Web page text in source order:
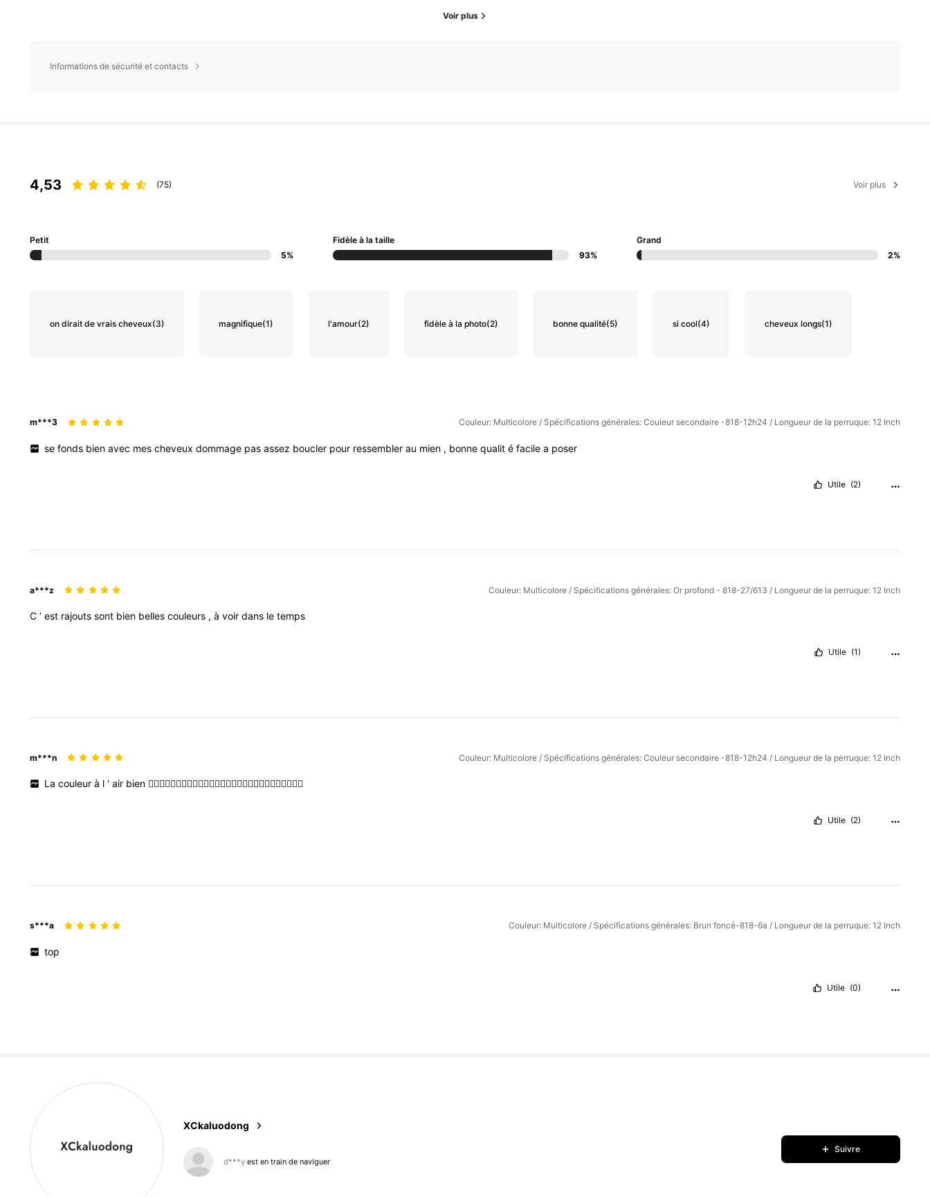
Voir plus
Informations de sécurité et contacts
4,53 (75) Voir plus
Petit
5%
Fidèle à la taille
93%
Grand
2%
on dirait de vrais cheveux(3) magnifique(1) l'amour(2) fidèle à la photo(2) bonne qualité(5) si cool(4) cheveux longs(1)
m***3 Couleur: Multicolore / Spécifications générales: Couleur secondaire -818-12h24 / Longueur de la perruque: 12 Inch
sefonds bienavec mescheveuxdommage pasassez boucler pour ressemblerau mien , bonnequalitéfacilea poser
Utile (2)
a***z Couleur: Multicolore / Spécifications générales: Or profond - 818-27/613 / Longueur de la perruque: 12 Inch
C ’ est rajouts sont bien belles couleurs , à voir dans le temps
Utile (1)
m***n Couleur: Multicolore / Spécifications générales: Couleur secondaire -818-12h24 / Longueur de la perruque: 12 Inch
Lacouleurà l 'air bien 👍🏻👍🏻👍🏻👍🏻👍🏻👍🏻👍🏻👍🏻👍🏻👍🏻👍🏻👍🏻👍🏻👍🏻
Utile (2)
s***a Couleur: Multicolore / Spécifications générales: Brun foncé-818-6a / Longueur de la perruque: 12 Inch
top
Utile (0)
XCkaluodong
4,83
Suivre